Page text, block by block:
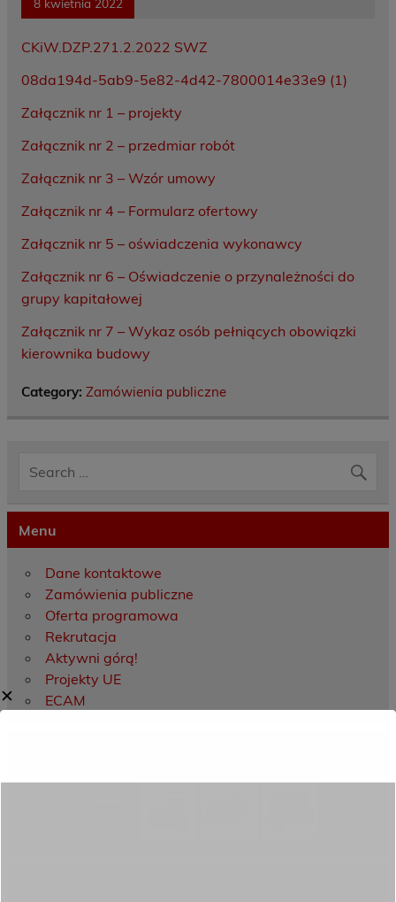
8 kwietnia 2022
CKiW.DZP.271.2.2022 SWZ
08da194d-5ab9-5e82-4d42-7800014e33e9 (1)
Załącznik nr 1 – projekty
Załącznik nr 2 – przedmiar robót
Załącznik nr 3 – Wzór umowy
Załącznik nr 4 – Formularz ofertowy
Załącznik nr 5 – oświadczenia wykonawcy
Załącznik nr 6 – Oświadczenie o przynależności do
grupy kapitałowej
Załącznik nr 7 – Wykaz osób pełniących obowiązki
kierownika budowy
Category: Zamówienia publiczne
Menu
Dane kontaktowe
Zamówienia publiczne
Oferta programowa
Rekrutacja
Aktywni górą!
Projekty UE
ECAM
✕